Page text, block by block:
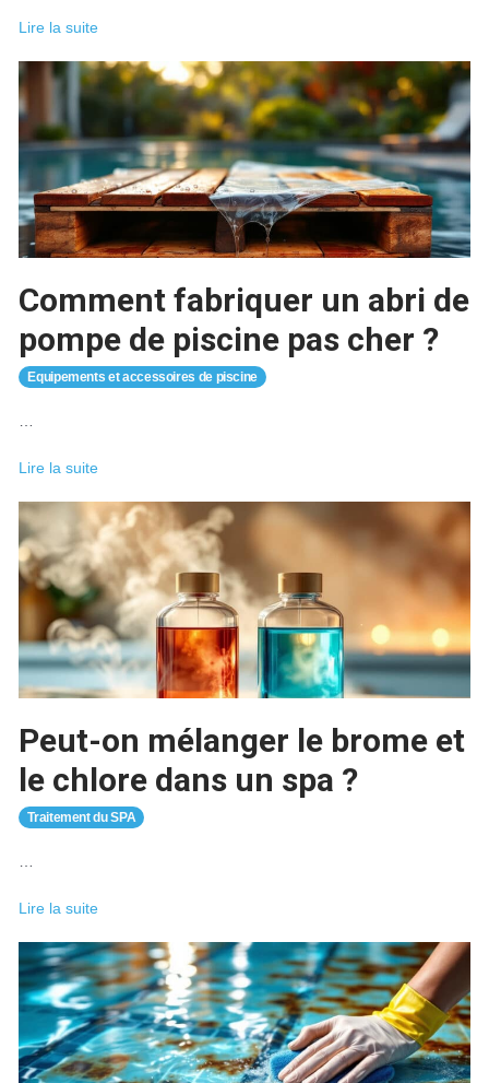
Les
à
éviter
lors
du
premier
remplissage
d’un
spa
Lire la suite
Comment fabriquer un abri de
pompe de piscine pas cher ?
Equipements et accessoires de piscine
…
Comment
un
abri
de
pompe
de
piscine
pas
cher
?
Lire la suite
Peut-on mélanger le brome et
le chlore dans un spa ?
Traitement du SPA
…
Peut-
mélanger
le
brome
le
chlore
Lire la suite